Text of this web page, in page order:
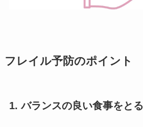
フレイル予防のポイント
1. バランスの良い食事をとる